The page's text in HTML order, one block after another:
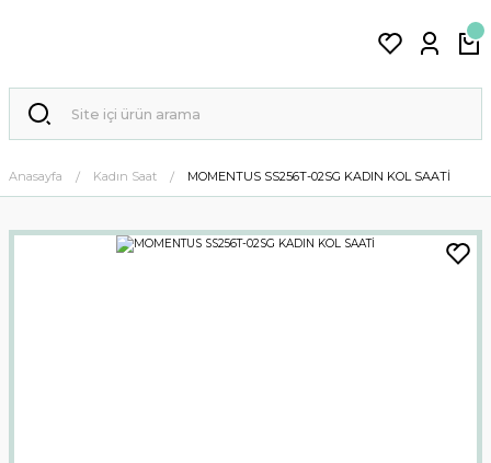
Anasayfa Kadın Saat MOMENTUS SS256T-02SG KADIN KOL SAATİ